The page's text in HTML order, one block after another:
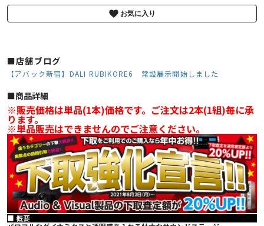
お気に入り
■店舗ブログ
【アバック新宿】DALI RUBIKORE6 常設展示開始しました
■︎商品詳細
※販売価格は単品(1本)価格です。ご注文は2本(1組)毎に承
ります。
※単品販売はできませんのでご注意ください。
■ 概要